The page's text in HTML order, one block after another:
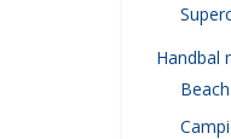
Handbal